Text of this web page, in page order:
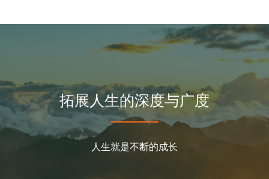
拓展人生的深度与广度
人生就是不断的成长